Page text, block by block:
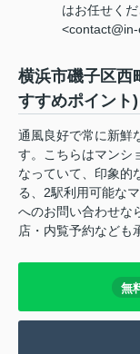
はお任せく
<contact@in-
横浜市磯子区西
すすめポイント)
通風良好で常に新鮮
す。こちらはマンシ
なっていて、印象的
る、2駅利用可能な
へのお問い合わせな
店・内覧予約なども
無